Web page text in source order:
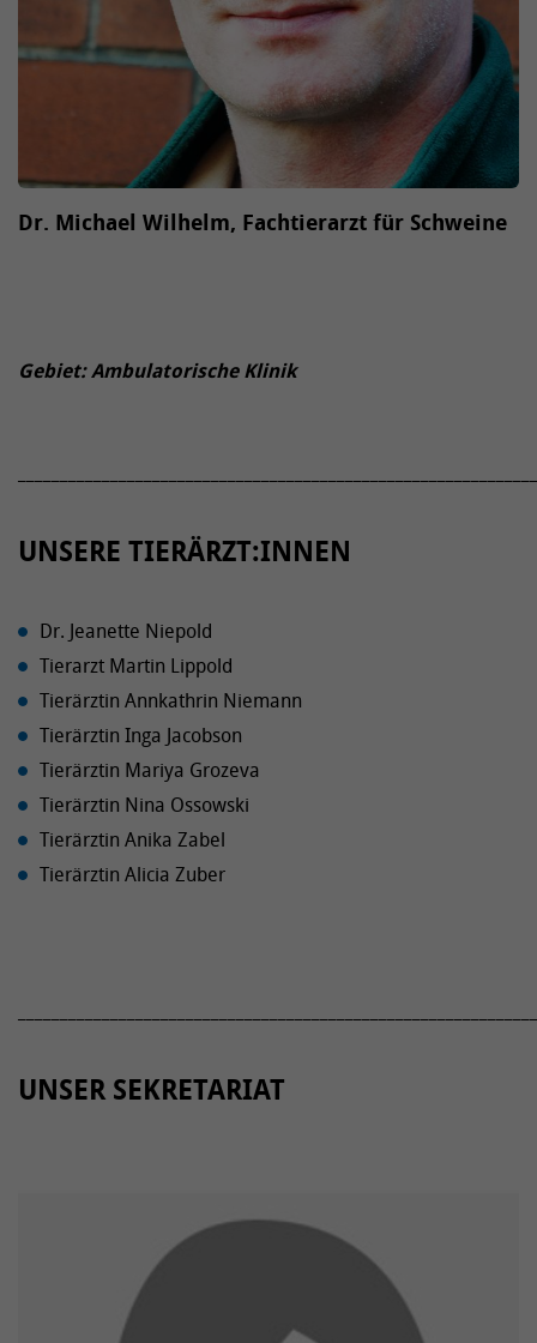
Dr. Michael Wilhelm, Fachtierarzt für Schweine
Gebiet: Ambulatorische Klinik
UNSERE TIERÄRZT:INNEN
Dr. Jeanette Niepold
Tierarzt Martin Lippold
Tierärztin Annkathrin Niemann
Tierärztin Inga Jacobson
Tierärztin Mariya Grozeva
Tierärztin Nina Ossowski
Tierärztin Anika Zabel
Tierärztin Alicia Zuber
UNSER SEKRETARIAT